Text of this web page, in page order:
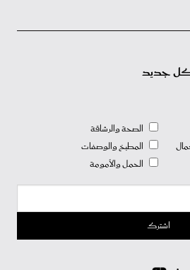
كل جديد
الصحة والرشاقة
المطبخ والوصفات
الحمل والأمومة